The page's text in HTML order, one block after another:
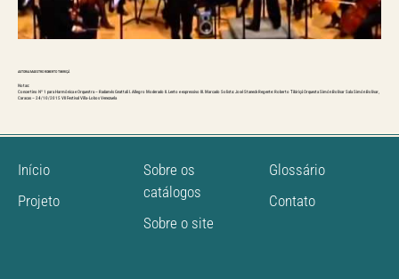
AUTORIA:MAESTRO ROBERTO TIBIRIÇÁ
Notas:
Concertino Nº 1 para Harmônica e Orquestra – Radamés Gnattali I. Allegro Moderado II. Lento e expressivo III. Marcado Solista: José Staneck Regente: Roberto Tibiriçá Orquesta Simón Bolívar Sala Simón Bolívar,
Caracas – 24/10/2015 VII Festival Villa-Lobos Venezuela
Início
Projeto
Sobre os
catálogos
Sobre o site
Glossário
Contato